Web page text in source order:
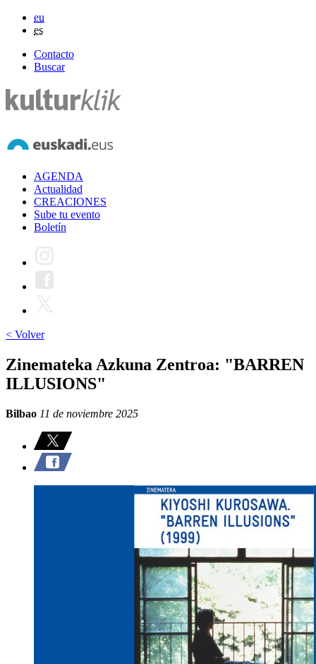
eu
es
Contacto
Buscar
AGENDA
Actualidad
CREACIONES
Sube tu evento
Boletín
< Volver
Zinemateka Azkuna Zentroa: "BARREN
ILLUSIONS"
Bilbao 11 de noviembre 2025